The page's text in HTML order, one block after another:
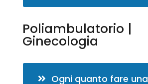
Poliambulatorio |
Ginecologia
Ogni quanto fare una